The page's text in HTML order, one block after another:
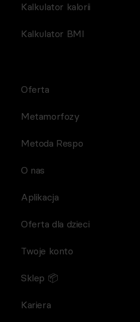
Kalkulator kalorii
Kalkulator BMI
Oferta
Metamorfozy
Metoda Respo
O nas
Aplikacja
Oferta dla dzieci
Twoje konto
Sklep 📦
Kariera